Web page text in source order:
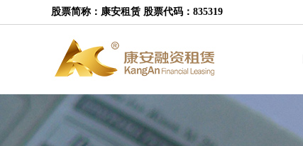
股票简称：康安租赁 股票代码：835319